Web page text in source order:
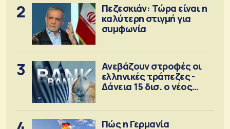
2
Πεζεσκιάν: Τώρα είναι η
καλύτερη στιγμή για
συμφωνία
3
Ανεβάζουν στροφές οι
ελληνικές τράπεζες -
Δάνεια 15 δισ. ο νέος
Πώς η Γερμανία